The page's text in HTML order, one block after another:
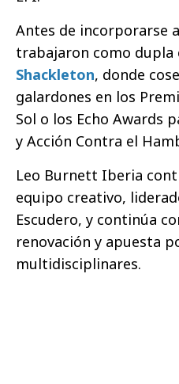
Antes de incorporarse
trabajaron como dupla
Shackleton, donde
galardones en los
Sol o los Echo Awards
y Acción Contra el
Leo Burnett Iberia
equipo creativo,
Escudero, y continúa
renovación y apuesta
multidisciplinares.